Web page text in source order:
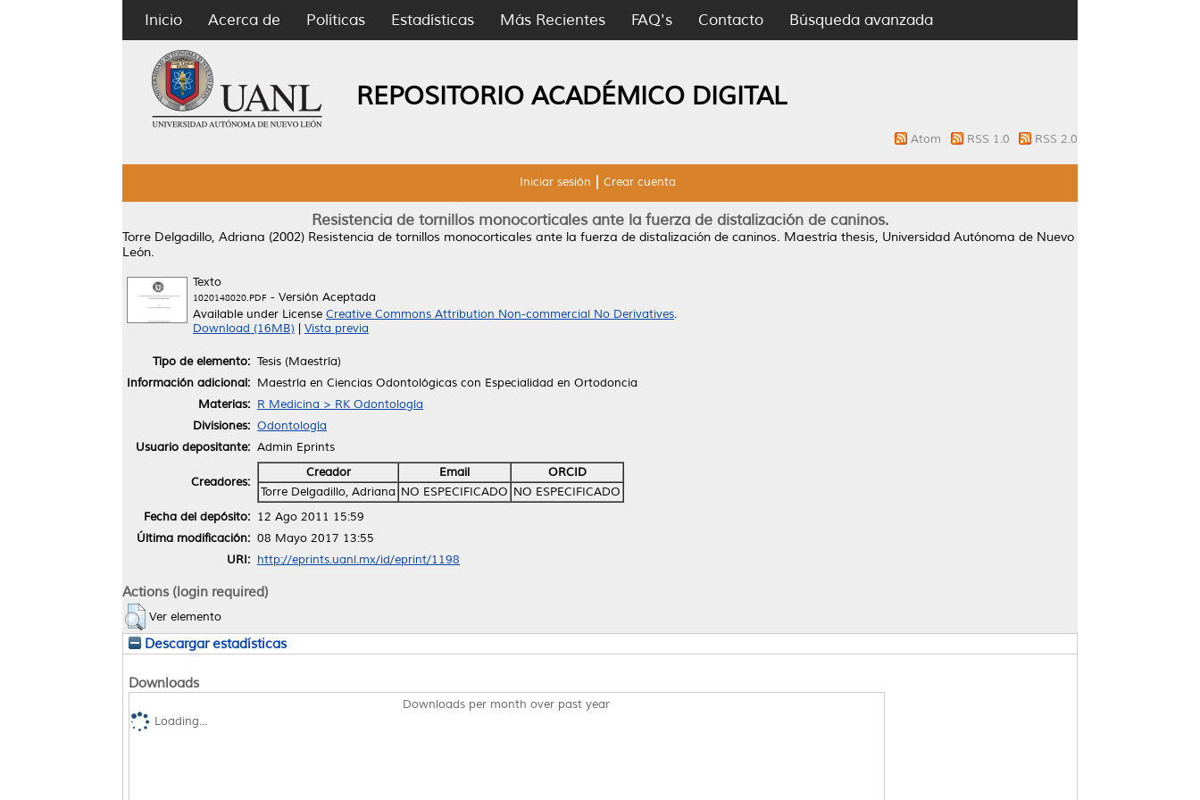
Inicio Acerca de Políticas Estadísticas Más Recientes FAQ's Contacto Búsqueda avanzada
REPOSITORIO ACADÉMICO DIGITAL
Atom RSS 1.0 RSS 2.0
Iniciar sesión Crear cuenta
Resistencia de tornillos monocorticales ante la fuerza de distalización de caninos.
Torre Delgadillo, Adriana (2002) Resistencia de tornillos monocorticales ante la fuerza de distalización de caninos. Maestría thesis, Universidad Autónoma de Nuevo
León.
Texto
1020148020.PDF - Versión Aceptada
Available under License Creative Commons Attribution Non-commercial No Derivatives.
Download (16MB)
Vista previa
Tipo de elemento: Tesis (Maestría)
Información adicional: Maestría en Ciencias Odontológicas con Especialidad en Ortodoncia
Materias: R Medicina > RK Odontología
Divisiones: Odontología
Usuario depositante: Admin Eprints
Creadores:
Creador Email
ORCID
Torre Delgadillo, Adriana NO ESPECIFICADO NO ESPECIFICADO
Fecha del depósito: 12 Ago 2011 15:59
Última modificación: 08 Mayo 2017 13:55
URI: http://eprints.uanl.mx/id/eprint/1198
Actions (login required)
Ver elemento
Descargar estadísticas
Downloads
Downloads per month over past year
Loading...